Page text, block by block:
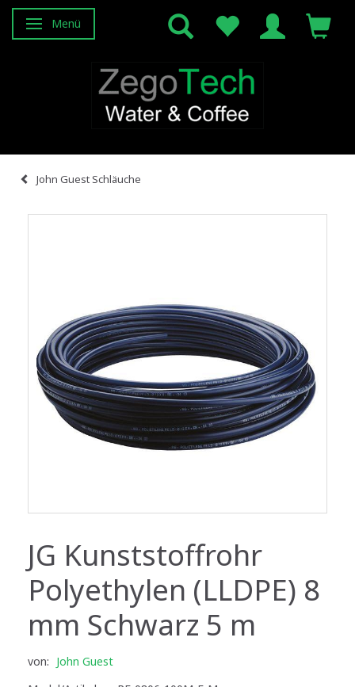
Anzeige ändern
Menü
John Guest Schläuche
JG Kunststoffrohr
Polyethylen (LLDPE) 8
mm Schwarz 5 m
von: John Guest